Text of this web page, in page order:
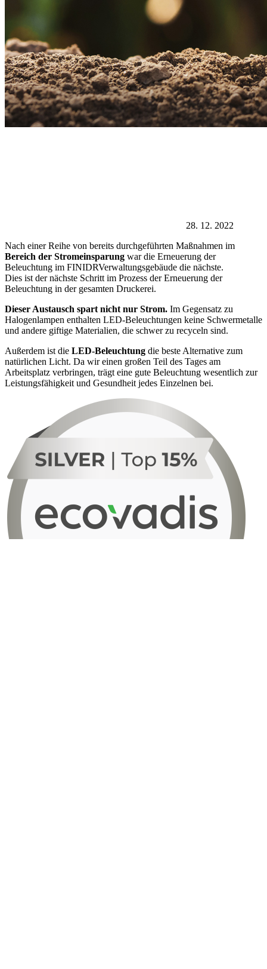
28. 12. 2022
Nach einer Reihe von bereits durchgeführten Maßnahmen im
Bereich der Stromeinsparung war die Erneuerung der
Beleuchtung im FINIDRVerwaltungsgebäude die nächste.
Dies ist der nächste Schritt im Prozess der Erneuerung der
Beleuchtung in der gesamten Druckerei.
Dieser Austausch spart nicht nur Strom. Im Gegensatz zu
Halogenlampen enthalten LED-Beleuchtungen keine Schwermetalle
und andere giftige Materialien, die schwer zu recyceln sind.
Außerdem ist die LED-Beleuchtung die beste Alternative zum
natürlichen Licht. Da wir einen großen Teil des Tages am
Arbeitsplatz verbringen, trägt eine gute Beleuchtung wesentlich zur
Leistungsfähigkeit und Gesundheit jedes Einzelnen bei.